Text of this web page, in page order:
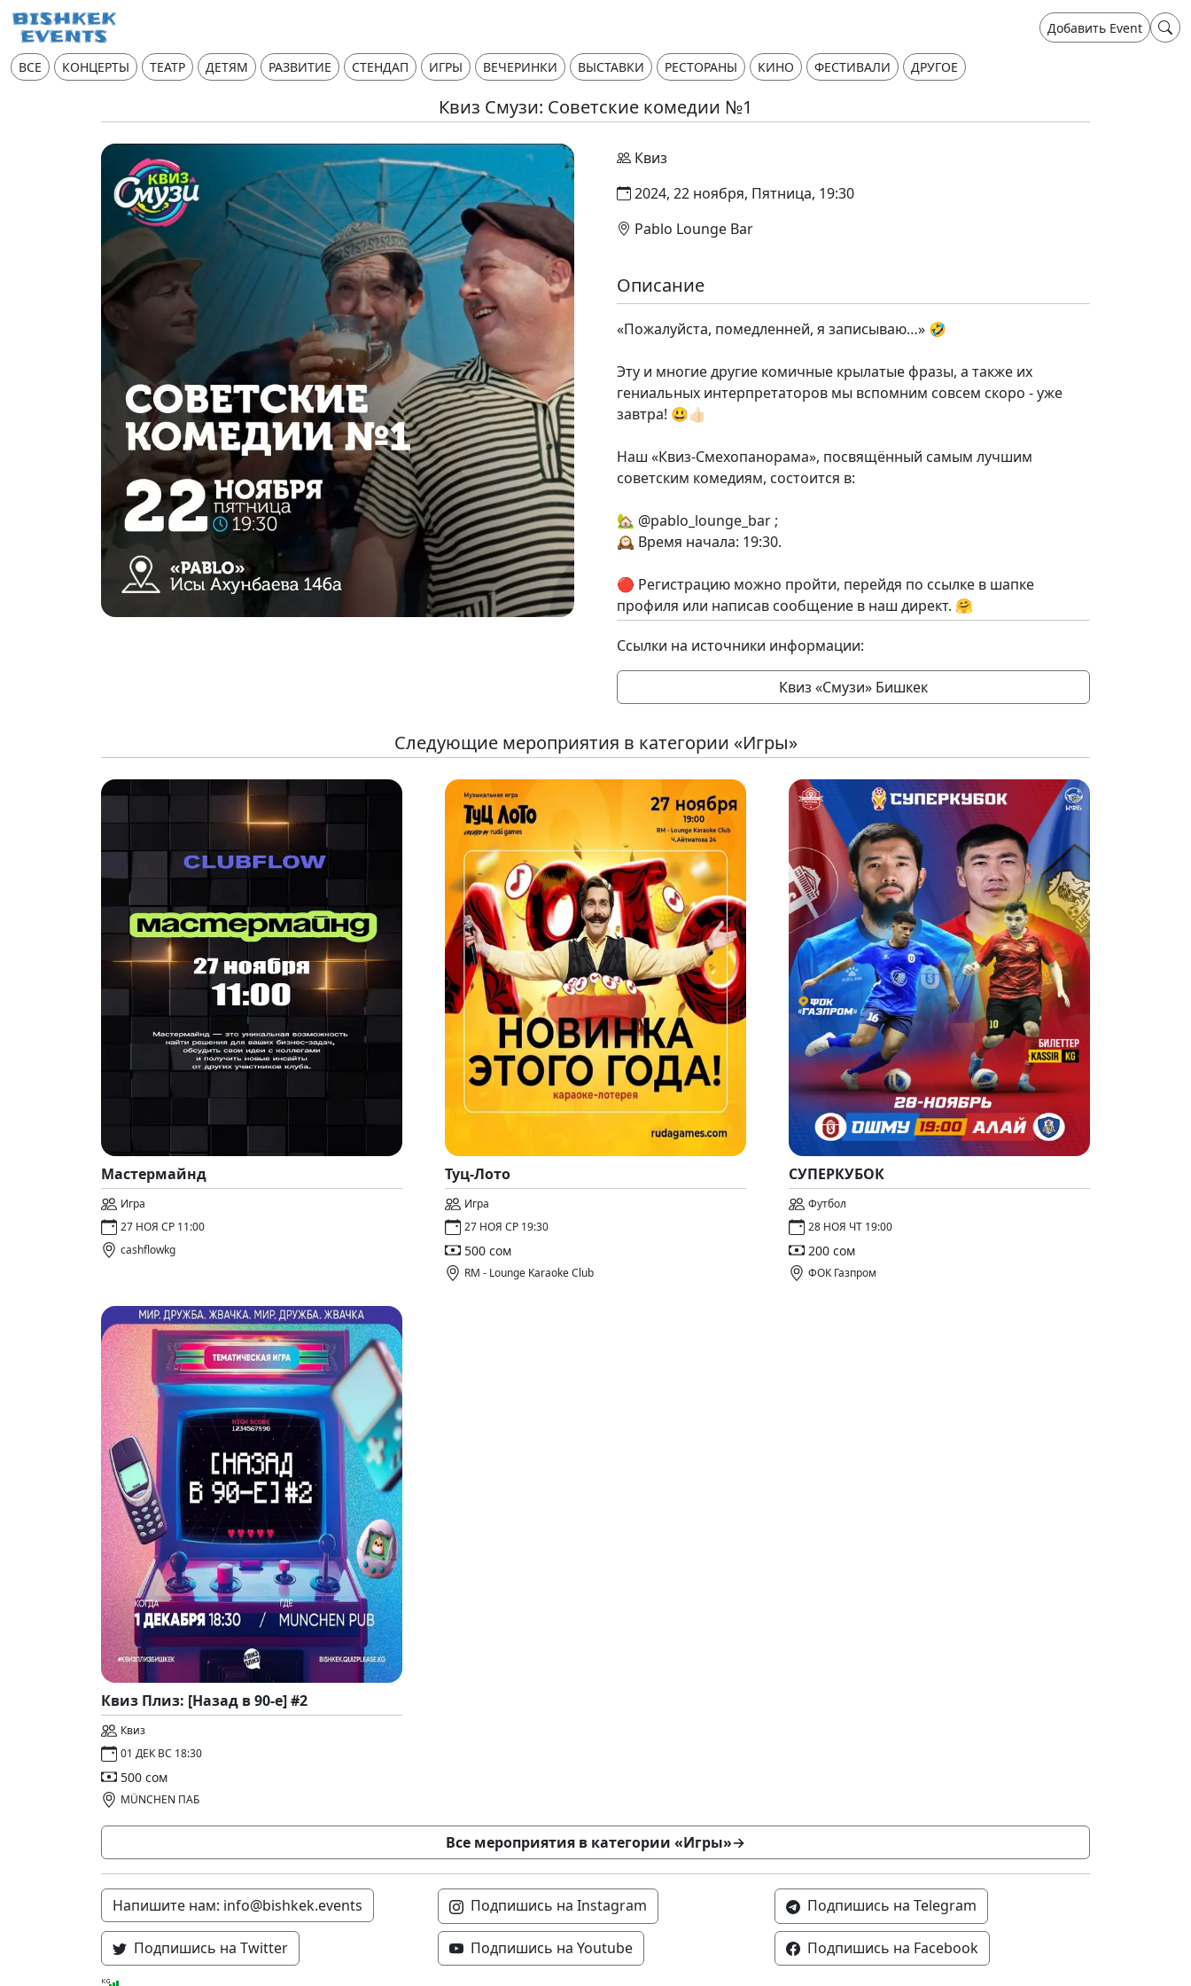
Добавить Event
ВСЕ КОНЦЕРТЫ ТЕАТР ДЕТЯМ РАЗВИТИЕ СТЕНДАП ИГРЫ ВЕЧЕРИНКИ ВЫСТАВКИ РЕСТОРАНЫ КИНО ФЕСТИВАЛИ ДРУГОЕ
Квиз Смузи: Советские комедии №1
Квиз
2024, 22 ноября, Пятница, 19:30
Pablo Lounge Bar
Описание
«Пожалуйста, помедленней, я записываю…» 🤣
Эту и многие другие комичные крылатые фразы, а также их
гениальных интерпретаторов мы вспомним совсем скоро - уже
завтра! 😃👍🏻
Наш «Квиз-Смехопанорама», посвящённый самым лучшим
советским комедиям, состоится в:
🏡 @pablo_lounge_bar ;
🕰️ Время начала: 19:30.
🔴 Регистрацию можно пройти, перейдя по ссылке в шапке
профиля или написав сообщение в наш директ. 🤗
Ссылки на источники информации:
Квиз «Смузи» Бишкек
Следующие мероприятия в категории «Игры»
Мастермайнд
Игра
27 НОЯ СР 11:00
cashflowkg
Туц-Лото
Игра
27 НОЯ СР 19:30
500 сом
RM - Lounge Karaoke Club
СУПЕРКУБОК
Футбол
28 НОЯ ЧТ 19:00
200 сом
ФОК Газпром
Квиз Плиз: [Назад в 90-е] #2
Квиз
01 ДЕК ВС 18:30
500 сом
MÜNCHEN ПАБ
Все мероприятия в категории «Игры»→
Напишите нам: info@bishkek.events Подпишись на Instagram Подпишись на Telegram
Подпишись на Twitter Подпишись на Youtube Подпишись на Facebook